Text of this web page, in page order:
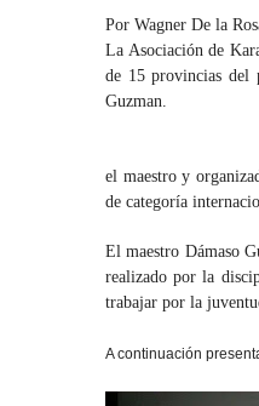
Por Wagner De la
La Asociaciónde
de 15 provincias del
Guzman.
el maestro y
de categoría
El maestro Dámaso
realizado por la
trabajar por la
A continuación